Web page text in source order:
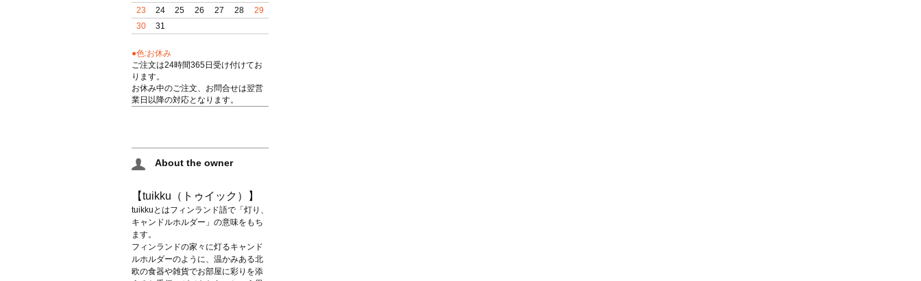
23
24 25 26 27 28
29
30
31
●色:お休み
ご注文は24時間365日受け付けてお
ります。
お休み中のご注文、お問合せは翌営
業日以降の対応となります。
About the owner
【tuikku（トゥイック）】
tuikkuとはフィンランド語で「灯り、
キャンドルホルダー」の意味をもち
ます。
フィンランドの家々に灯るキャンド
ルホルダーのように、温かみある北
欧の食器や雑貨でお部屋に彩りを添